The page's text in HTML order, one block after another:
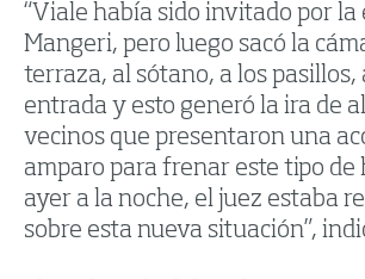
“Viale había sido invitado por la
Mangeri, pero luego sacó la
terraza, al sótano, a los pasillos,
entrada y esto generó la ira de
vecinos que presentaron una
amparo para frenar este tipo de
ayer a la noche, el juez estaba
sobre esta nueva situación”,